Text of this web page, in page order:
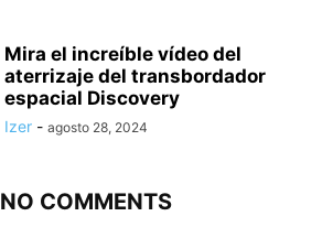
Mira el increíble vídeo del
aterrizaje del transbordador
espacial Discovery
Izer - agosto 28, 2024
NO COMMENTS